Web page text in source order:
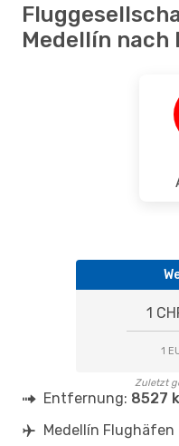
Medellín nach
1
1
Zuletzt
Entfernung: 8527
Medellín Flughäfen